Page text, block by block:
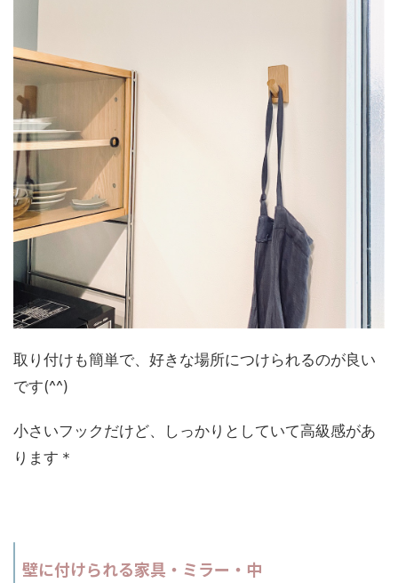
取り付けも簡単で、好きな場所につけられるのが良い
です(^^)
小さいフックだけど、しっかりとしていて高級感があ
ります＊
壁に付けられる家具・ミラー・中